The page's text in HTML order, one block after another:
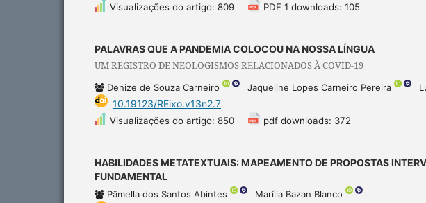
Visualizações do artigo: 809 PDF 1 downloads: 105
PALAVRAS QUE A PANDEMIA COLOCOU NA NOSSA LÍNGUA
UM REGISTRO DE NEOLOGISMOS RELACIONADOS À COVID-19
Denize de Souza Carneiro Jaqueline Lopes Carneiro Pereira
10.19123/REixo.v13n2.7
Visualizações do artigo: 850 pdf downloads: 372
HABILIDADES METATEXTUAIS: MAPEAMENTO DE PROPOSTAS
FUNDAMENTAL
Pâmella dos Santos Abintes Marília Bazan Blanco